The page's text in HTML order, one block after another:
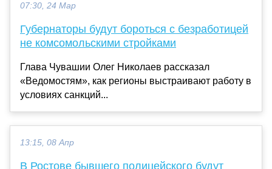
07:30, 24 Мар
Губернаторы будут бороться с безработицей
не комсомольскими стройками
Глава Чувашии Олег Николаев рассказал
«Ведомостям», как регионы выстраивают работу в
условиях санкций...
13:15, 08 Апр
В Ростове бывшего полицейского будут